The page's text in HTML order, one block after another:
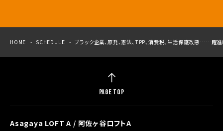
HOME SCHEDULE ブラック企業、原発、憲法、TPP、消費税、生活保護改悪……躍
Asagaya LOFT A / 阿佐ヶ谷ロフトA
PAGE TOP